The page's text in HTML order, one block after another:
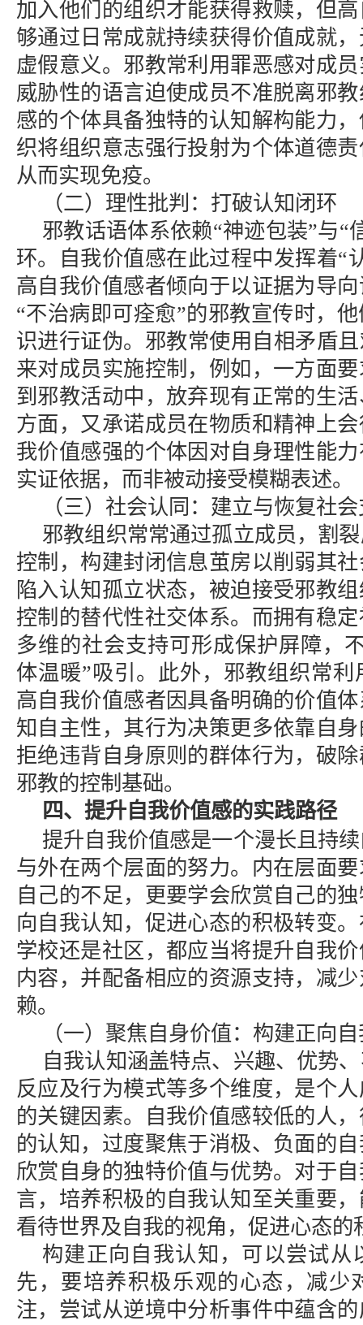
加入他们的组织才能获得救赎，但
够通过日常成就持续获得价值成就
虚假意义。邪教常利用罪恶感对成
威胁性的语言迫使成员不准脱离邪
感的个体具备独特的认知解构能力
织将组织意志强行投射为个体道德
从而实现免疫。
（二）理性批判：打破认知闭环
邪教话语体系依赖“神迹包装”与“
环。自我价值感在此过程中发挥着“
高自我价值感者倾向于以证据为导
“不治病即可痊愈”的邪教宣传时，
识进行证伪。邪教常使用自相矛盾
来对成员实施控制，例如，一方面
到邪教活动中，放弃现有正常的生
方面，又承诺成员在物质和精神上
我价值感强的个体因对自身理性能
实证依据，而非被动接受模糊表述。
（三）社会认同：建立与恢复社
邪教组织常常通过孤立成员，割
控制，构建封闭信息茧房以削弱其
陷入认知孤立状态，被迫接受邪教
控制的替代性社交体系。而拥有稳
多维的社会支持可形成保护屏障，
体温暖”吸引。此外，邪教组织常
高自我价值感者因具备明确的价值
知自主性，其行为决策更多依靠自
拒绝违背自身原则的群体行为，破
邪教的控制基础。
四、提升自我价值感的实践路径
提升自我价值感是一个漫长且持
与外在两个层面的努力。内在层面
自己的不足，更要学会欣赏自己的
向自我认知，促进心态的积极转变
学校还是社区，都应当将提升自我
内容，并配备相应的资源支持，减
赖。
（一）聚焦自身价值：构建正向
自我认知涵盖特点、兴趣、优势
反应及行为模式等多个维度，是个
的关键因素。自我价值感较低的人
的认知，过度聚焦于消极、负面的
欣赏自身的独特价值与优势。对于
言，培养积极的自我认知至关重要
看待世界及自我的视角，促进心态的
构建正向自我认知，可以尝试从
先，要培养积极乐观的心态，减少
注，尝试从逆境中分析事件中蕴含